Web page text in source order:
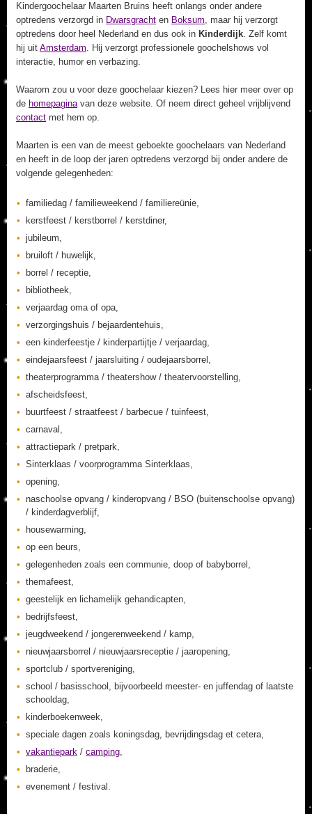
Kindergoochelaar Maarten Bruins heeft onlangs onder andere
optredens verzorgd in Dwarsgracht en Boksum, maar hij verzorgt
optredens door heel Nederland en dus ook in Kinderdijk. Zelf komt
hij uit Amsterdam. Hij verzorgt professionele goochelshows vol
interactie, humor en verbazing.
Waarom zou u voor deze goochelaar kiezen? Lees hier meer over op
de homepaginavan deze website. Of neem direct geheel vrijblijvend
contact met hem op.
Maarten is een van de meest geboekte goochelaars van Nederland
en heeft in de loop der jaren optredens verzorgd bij onder andere de
volgende gelegenheden:
familiedag / familieweekend / familiereünie,
kerstfeest / kerstborrel / kerstdiner,
jubileum,
bruiloft / huwelijk,
borrel / receptie,
bibliotheek,
verjaardag oma of opa,
verzorgingshuis / bejaardentehuis,
een kinderfeestje / kinderpartijtje / verjaardag,
eindejaarsfeest / jaarsluiting / oudejaarsborrel,
theaterprogramma / theatershow / theatervoorstelling,
afscheidsfeest,
buurtfeest / straatfeest / barbecue / tuinfeest,
carnaval,
attractiepark / pretpark,
Sinterklaas / voorprogramma Sinterklaas,
opening,
naschoolse opvang / kinderopvang / BSO (buitenschoolse opvang)
/ kinderdagverblijf,
housewarming,
op een beurs,
gelegenheden zoals een communie, doop of babyborrel,
themafeest,
geestelijk en lichamelijk gehandicapten,
bedrijfsfeest,
jeugdweekend / jongerenweekend / kamp,
nieuwjaarsborrel / nieuwjaarsreceptie / jaaropening,
sportclub / sportvereniging,
school / basisschool, bijvoorbeeld meester- en juffendag of laatste
schooldag,
kinderboekenweek,
speciale dagen zoals koningsdag, bevrijdingsdag et cetera,
vakantiepark / camping,
braderie,
evenement / festival.